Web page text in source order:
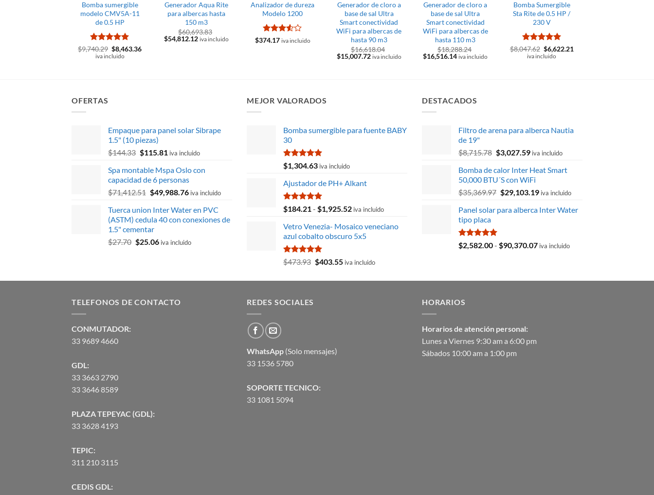
Bomba sumergible
modelo CMV5A-11
de 0.5 HP
Valorado
con5de 5
$9,740.29 El
precio
$8,463.36El
iva incluido
Generador Aqua Rite
para albercas hasta
150 m3
$60,693.83
El
precio
$54,812.12Eliva incluido
Analizador de dureza
Modelo 1200
Valorado
$374.17 iva incluido
Generador de cloro a
base de sal Ultra
Smart conectividad
WiFi para albercas de
hasta 90 m3
$16,618.04
El
precio
$15,007.72Eliva incluido
Generador de cloro a
base de sal Ultra
Smart conectividad
WiFi para albercas de
hasta 110 m3
$18,288.24
El
precio
$16,516.14Eliva incluido
Bomba Sumergible
Sta Rite de 0.5 HP /
230 V
Valorado
con5de 5
$8,047.62 El
precio
$6,622.21
iva incluido
OFERTAS
Empaque para panel solar Sibrape
1.5" (10 piezas)
$144.33 El
original
era:
$144.33.
$115.81 El
actual
es:
$115.81.
iva incluido
Spa montable Mspa Oslo con
capacidad de 6 personas
$71,412.51 El
original
era:
$71,412.51.
$49,988.76El
actual
es:
iva incluido
Tuerca union Inter Water en PVC
(ASTM) cedula 40 con conexiones de
1.5" cementar
$27.70 El
$27.70.
$25.06El
$25.06.
iva incluido
MEJOR VALORADOS
Bomba sumergible para fuente BABY
30
Valorado
con
de 5
$1,304.63 iva incluido
Ajustador de PH+ Alkant
Valorado
con
de 5
$184.21- $1,925.52Rango
precios:
desde
hasta
iva incluido
Vetro Venezia- Mosaico veneciano
azul cobalto obscuro 5x5
Valorado
con
$473.93 El
original
$403.55El
actual
iva incluido
DESTACADOS
Filtro de arena para alberca Nautia
de 19"
$8,715.78 El
original
era:
$8,715.78.
$3,027.59El
actual
es:
$3,027.59.
iva incluido
Bomba de calor Inter Heat Smart
50,000 BTU´S con WiFi
$35,369.97 El
original
$29,103.19El
actual
iva incluido
Panel solar para alberca Inter Water
tipo placa
Valorado
con
$2,582.00- $90,370.07Rango
iva incluido
TELEFONOS DE CONTACTO
CONMUTADOR:
33 9689 4660
GDL:
33 3663 2790
33 3646 8589
PLAZA TEPEYAC (GDL):
33 3628 4193
TEPIC:
311 210 3115
CEDIS GDL:
REDES SOCIALES
WhatsApp (Solo mensajes)
33 1536 5780
SOPORTE TECNICO:
33 1081 5094
HORARIOS
Horarios de atención personal:
Lunes a Viernes 9:30 am a 6:00 pm
Sábados 10:00 am a 1:00 pm